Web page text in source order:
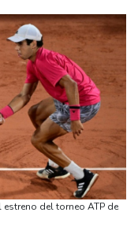
es el nuevo presidente
en región
Italia en medio de crisis
fútbol de Sudamérica
en la presidencia de
del torneo ATP de